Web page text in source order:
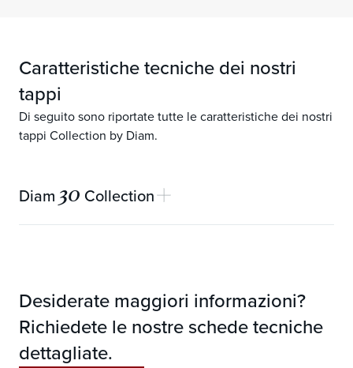
Caratteristiche tecniche dei nostri
tappi
Di seguito sono riportate tutte le caratteristiche dei nostri
tappi Collection by Diam.
Diam 30 Collection
Smusso (mm)
Desiderate maggiori informazioni?
Richiedete le nostre schede tecniche
dettagliate.